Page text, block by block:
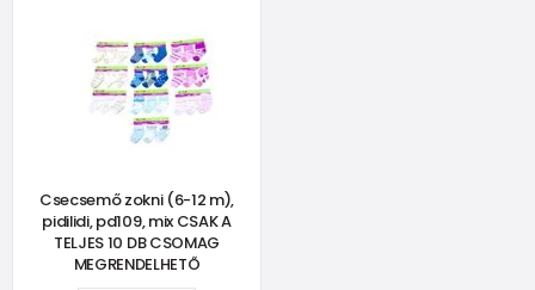
Csecsemő zokni (6-12 m),
pidilidi, pd109, mix CSAK A
TELJES 10 DB CSOMAG
MEGRENDELHETŐ